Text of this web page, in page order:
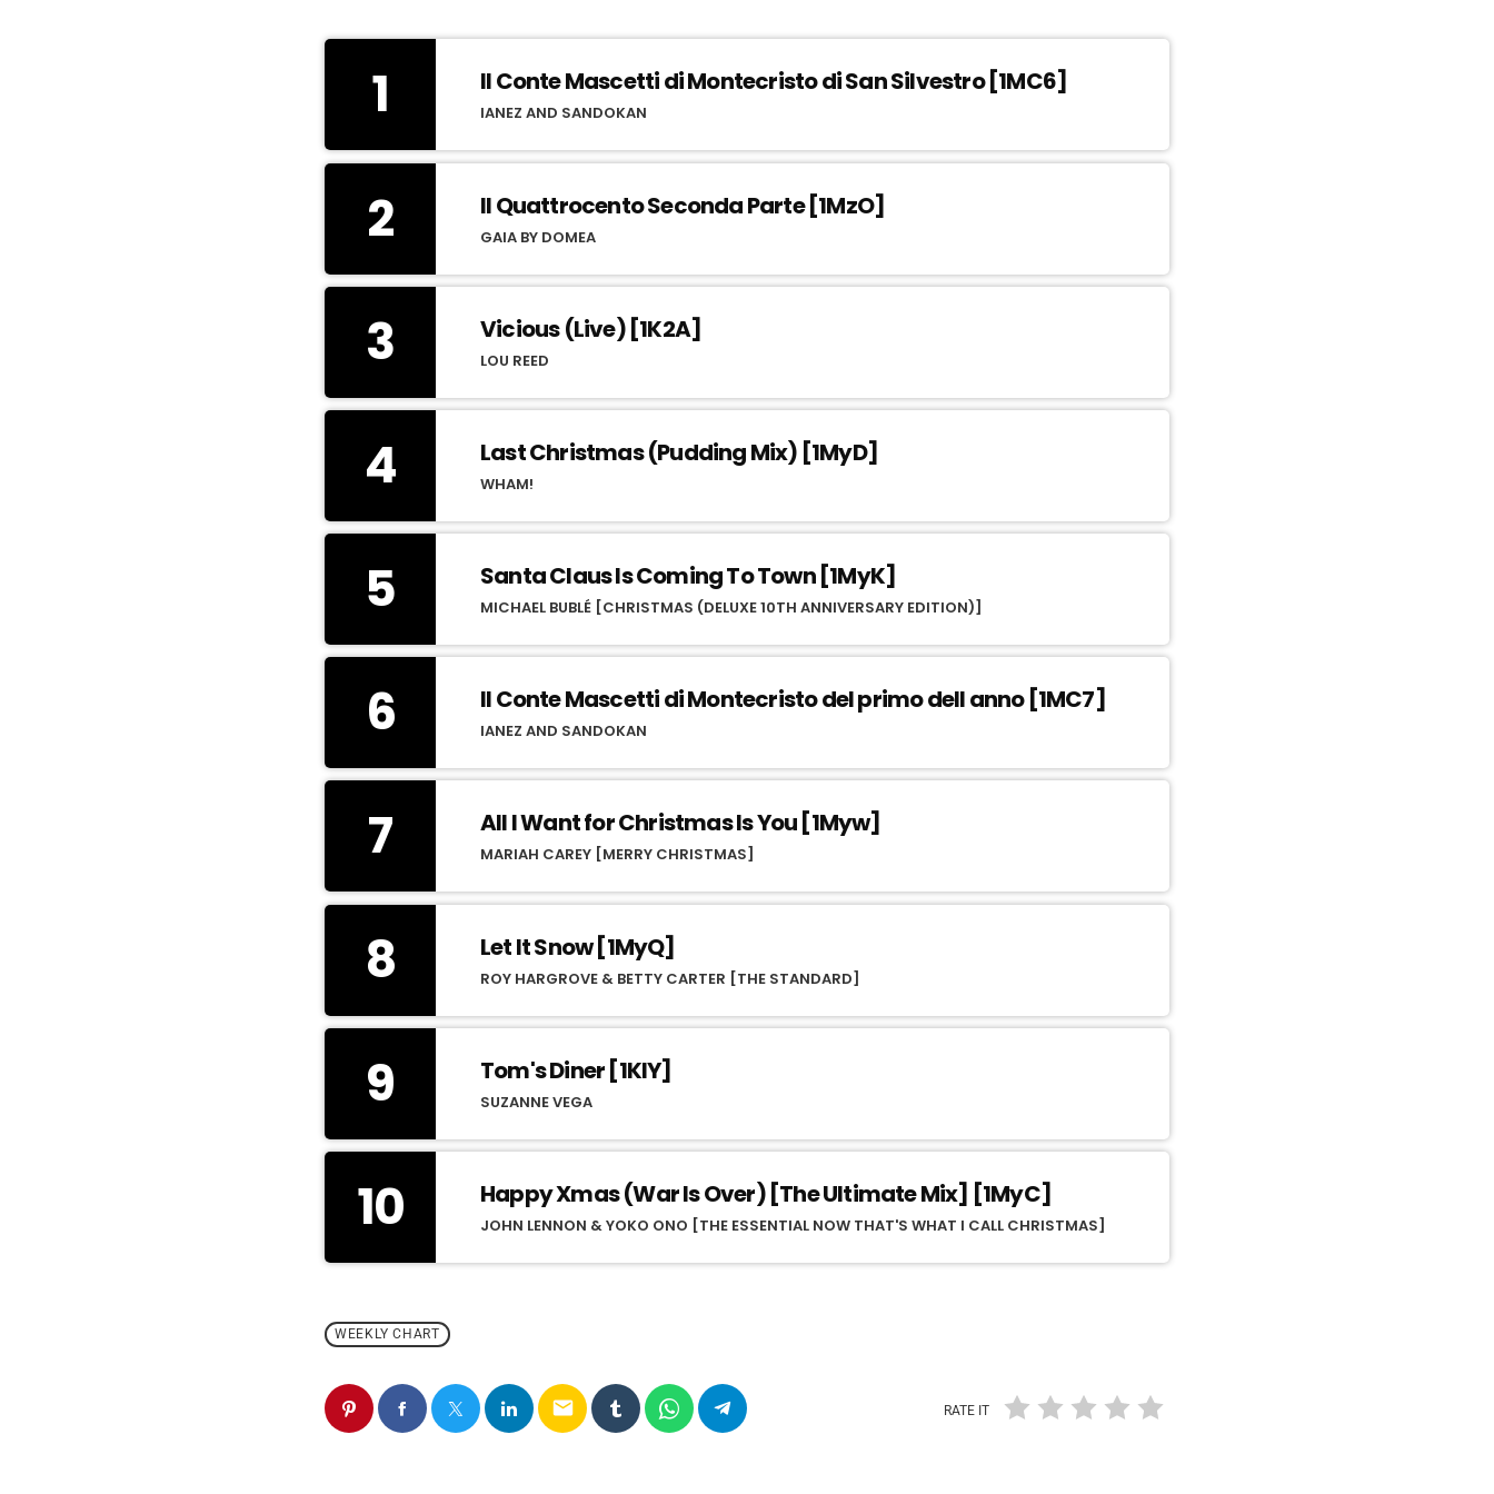
1 Il Conte Mascetti di Montecristo di San Silvestro [1MC6]
IANEZ AND SANDOKAN
2 Il Quattrocento Seconda Parte [1MzO]
GAIA BY DOMEA
3 Vicious (Live) [1K2A]
LOU REED
4 Last Christmas (Pudding Mix) [1MyD]
WHAM!
5 Santa Claus Is Coming To Town [1MyK]
MICHAEL BUBLÉ [CHRISTMAS (DELUXE 10TH ANNIVERSARY EDITION)]
6 Il Conte Mascetti di Montecristo del primo dell anno [1MC7]
IANEZ AND SANDOKAN
7 All I Want for Christmas Is You [1Myw]
MARIAH CAREY [MERRY CHRISTMAS]
8 Let It Snow [1MyQ]
ROY HARGROVE & BETTY CARTER [THE STANDARD]
9 Tom's Diner [1KIY]
SUZANNE VEGA
10 Happy Xmas (War Is Over) [The Ultimate Mix] [1MyC]
JOHN LENNON & YOKO ONO [THE ESSENTIAL NOW THAT'S WHAT I CALL CHRISTMAS]
WEEKLY CHART
email RATE IT